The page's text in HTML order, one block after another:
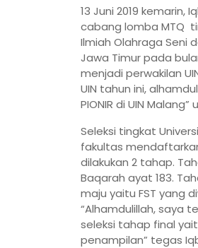
13 Juni 2019 kemarin,
cabang lomba MTQ
Ilmiah Olahraga Seni
Jawa Timur pada
menjadi perwakilan
UIN tahun ini,
PIONIR di UIN Malang”
Seleksi tingkat
fakultas
dilakukan 2 tahap.
Baqarah ayat 183.
maju yaitu FST yang
“Alhamdulillah, saya
seleksi tahap final
penampilan” tegas